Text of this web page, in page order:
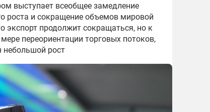
выступает всеобщее замедление
роста и сокращение объемов мировой
экспорт продолжит сокращаться, но к
переориентации торговых потоков,
небольшой рост